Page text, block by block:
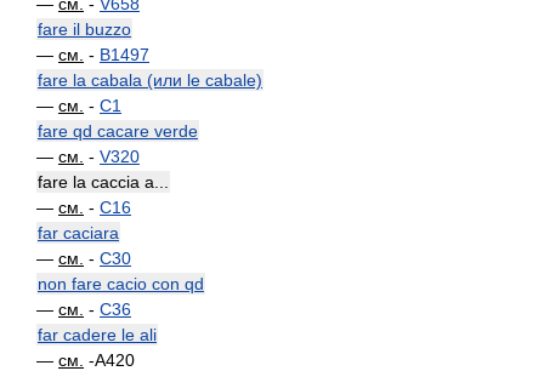
fare il buzzo
— см. - B1497
fare la cabala (или le cabale)
— см. - C1
fare qd cacare verde
— см. - V320
fare la caccia a...
— см. - C16
far caciara
— см. - C30
non fare cacio con qd
— см. - C36
far cadere le ali
— см. -A420